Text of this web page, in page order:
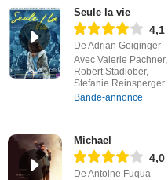
Seule la vie
4,1
De Adrian Goiginger
Avec Valerie Pachner,
Robert Stadlober,
Stefanie Reinsperger
Bande-annonce
Michael
4,0
De Antoine Fuqua